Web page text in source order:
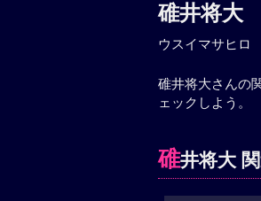
碓井将大
ウスイマサヒロ
碓井将大さんの
ェックしよう。
碓井将大